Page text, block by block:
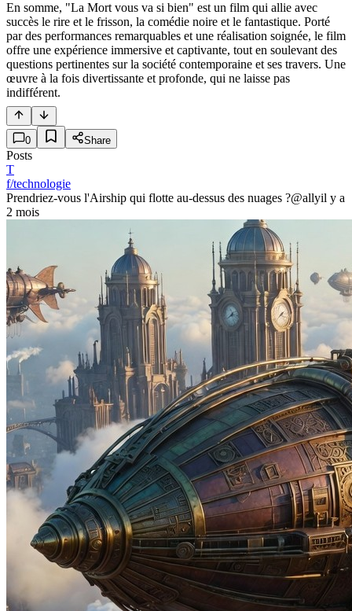
En somme, "La Mort vous va si bien" est un film qui allie avec
succès le rire et le frisson, la comédie noire et le fantastique. Porté
par des performances remarquables et une réalisation soignée, le film
offre une expérience immersive et captivante, tout en soulevant des
questions pertinentes sur la société contemporaine et ses travers. Une
œuvre à la fois divertissante et profonde, qui ne laisse pas
indifférent.
0 Share
Posts
T
f/technologie
Prendriez-vous l'Airship qui flotte au-dessus des nuages ?@allyil y a
2 mois